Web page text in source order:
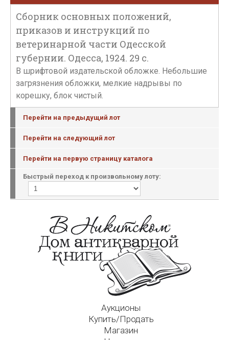
Сборник основных положений,
приказов и инструкций по
ветеринарной части Одесской
губернии. Одесса, 1924. 29 с.
В шрифтовой издательской обложке. Небольшие
загрязнения обложки, мелкие надрывы по
корешку, блок чистый.
Перейти на предыдущий лот
Перейти на следующий лот
Перейти на первую страницу каталога
Быстрый переход к произвольному лоту:
Аукционы
Купить/Продать
Магазин